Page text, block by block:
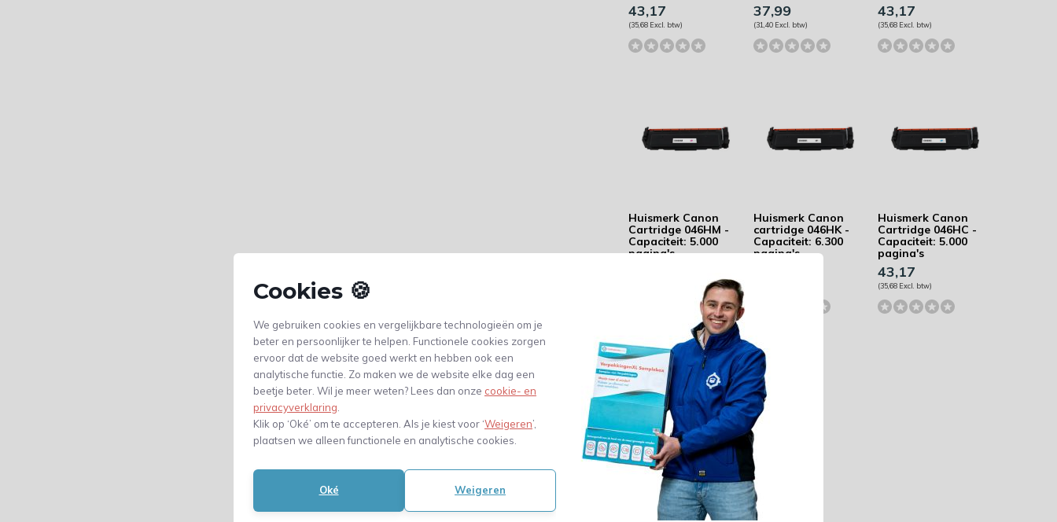
Cookies 🍪
We gebruiken cookies en vergelijkbare technologieën om je
beter en persoonlijker te helpen. Functionele cookies zorgen
ervoor dat de website goed werkt en hebben ook een
analytische functie. Zo maken we de website elke dag een
beetje beter. Wil je meer weten? Lees dan onze cookie- en
privacyverklaring
Klik op ‘Oké’ om te accepteren. Als je kiest voor ‘Weigeren’,
plaatsen we alleen functionele en analytische cookies.
Oké Weigeren
43,17
(35,68 Excl. btw)
37,99
(31,40 Excl. btw)
43,17
(35,68 Excl. btw)
Huismerk Canon
Cartridge 046HM -
Capaciteit: 5.000
pagina's
Huismerk Canon
cartridge 046HK -
Capaciteit: 6.300
pagina's
Huismerk Canon
Cartridge 046HC -
Capaciteit: 5.000
pagina's
43,17
(35,68 Excl. btw)